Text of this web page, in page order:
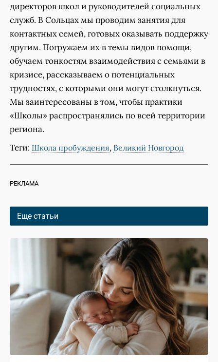
директоров школ и руководителей социальных
служб. В Сольцах мы проводим занятия для
контактных семей, готовых оказывать поддержку
другим. Погружаем их в темы видов помощи,
обучаем тонкостям взаимодействия с семьями в
кризисе, рассказываем о потенциальных
трудностях, с которыми они могут столкнуться.
Мы заинтересованы в том, чтобы практики
«Школы» распространялись по всей территории
региона.
Теги: Школа пробуждения, Великий Новгород
РЕКЛАМА
Еще статьи